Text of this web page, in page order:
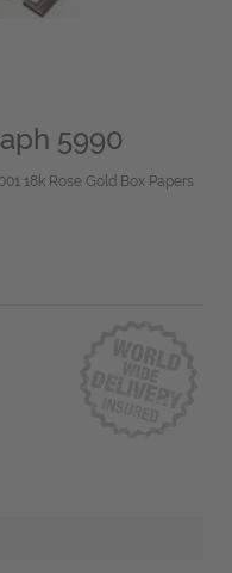
5990
18k Rose Gold Box Papers